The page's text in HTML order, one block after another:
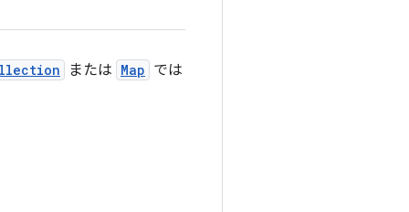
または Map では